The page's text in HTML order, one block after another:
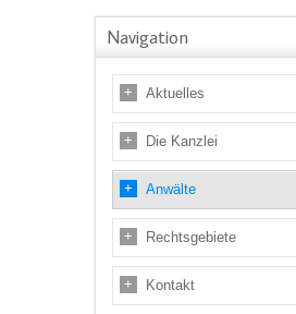
Navigation
Aktuelles
Die Kanzlei
Anwälte
Rechtsgebiete
Kontakt